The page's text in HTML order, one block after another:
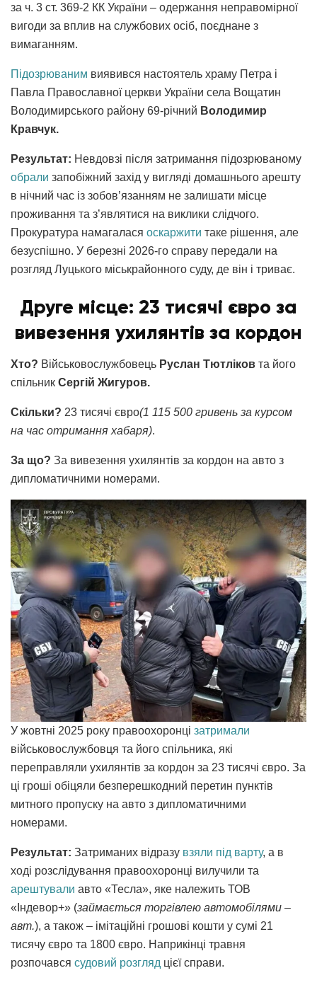
за ч. 3 ст. 369-2 КК України – одержання неправомірної
вигоди за вплив на службових осіб, поєднане з
вимаганням.
Підозрюваним виявився настоятель храму Петра і
Павла Православної церкви України села Вощатин
Володимирського району 69-річний Володимир
Кравчук.
Результат: Невдовзі після затримання підозрюваному
обрали запобіжний захід у вигляді домашнього арешту
в нічний час із зобов’язанням не залишати місце
проживання та з’являтися на виклики слідчого.
Прокуратура намагалася оскаржити таке рішення, але
безуспішно. У березні 2026-го справу передали на
розгляд Луцького міськрайонного суду, де він і триває.
Друге місце: 23 тисячі євро за
вивезення ухилянтів за кордон
Хто? Військовослужбовець Руслан Тютліков та його
спільник Сергій Жигуров.
Скільки? 23 тисячі євро(1 115 500 гривень за курсом
на час отримання хабаря).
За що? За вивезення ухилянтів за кордон на авто з
дипломатичними номерами.
У жовтні 2025 року правоохоронці затримали
військовослужбовця та його спільника, які
переправляли ухилянтів за кордон за 23 тисячі євро. За
ці гроші обіцяли безперешкодний перетин пунктів
митного пропуску на авто з дипломатичними
номерами.
Результат: Затриманих відразу взяли під варту, а в
ході розслідування правоохоронці вилучили та
арештували авто «Тесла», яке належить ТОВ
«Індевор+» (займається торгівлею автомобілями –
авт.), а також – імітаційні грошові кошти у сумі 21
тисячу євро та 1800 євро. Наприкінці травня
розпочався судовий розгляд цієї справи.